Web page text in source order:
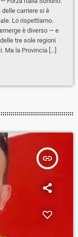
carriere si è
Lo rispettiamo.
è diverso — e
tre sole regioni
Ma la Provincia […]
insert_link